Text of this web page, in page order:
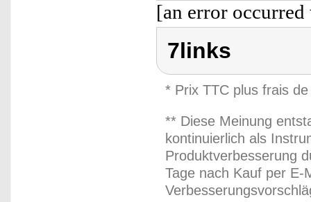
[an error
7links
* Prix TTC plus frais
** Diese Meinung
kontinuierlich als
Produktverbesserung
Tage nach Kauf per E-